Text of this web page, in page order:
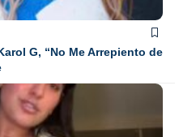
G, “No Me Arrepiento de